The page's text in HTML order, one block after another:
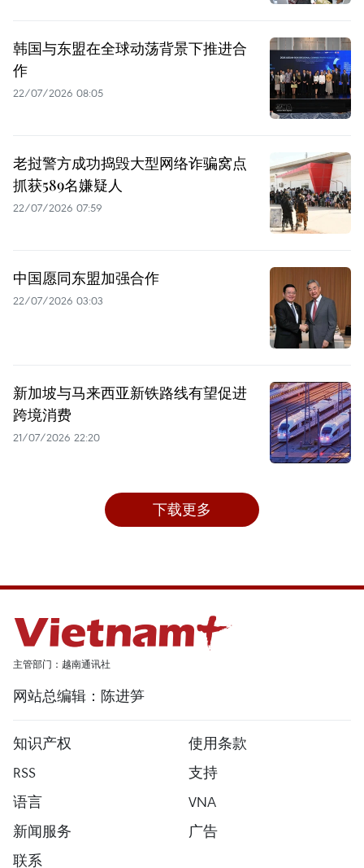
韩国与东盟在全球动荡背景下推进合
作
22/07/2026 08:05
老挝警方成功捣毁大型网络诈骗窝点
抓获589名嫌疑人
22/07/2026 07:59
中国愿同东盟加强合作
22/07/2026 03:03
新加坡与马来西亚新铁路线有望促进
跨境消费
21/07/2026 22:20
下载更多
主管部门：越南通讯社
网站总编辑：陈进笋
知识产权
使用条款
RSS
支持
语言
VNA
新闻服务
广告
联系